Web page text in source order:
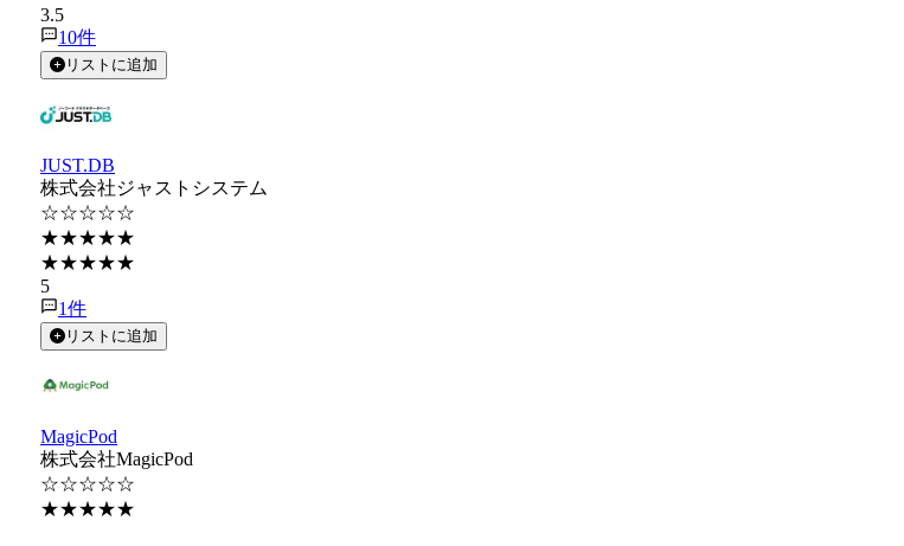
3.5
10件
リストに追加
JUST.DB
株式会社ジャストシステム
☆☆☆☆☆
★★★★★
★★★★★
5
1件
リストに追加
MagicPod
株式会社MagicPod
☆☆☆☆☆
★★★★★